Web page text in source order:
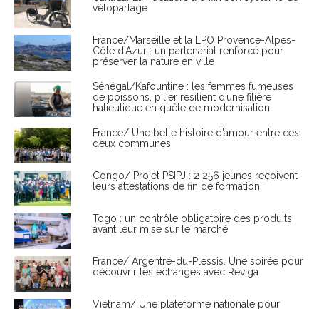
vélopartage
France/Marseille et la LPO Provence-Alpes-
Côte d'Azur : un partenariat renforcé pour
préserver la nature en ville
Sénégal/Kafountine : les femmes fumeuses
de poissons, pilier résilient d’une filière
halieutique en quête de modernisation
France/ Une belle histoire d’amour entre ces
deux communes
Congo/ Projet PSIPJ : 2 256 jeunes reçoivent
leurs attestations de fin de formation
Togo : un contrôle obligatoire des produits
avant leur mise sur le marché
France/ Argentré-du-Plessis. Une soirée pour
découvrir les échanges avec Reviga
Vietnam/ Une plateforme nationale pour